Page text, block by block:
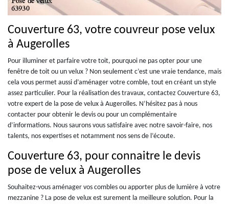
Couverture 63, votre couvreur pose velux
à Augerolles
Pour illuminer et parfaire votre toit, pourquoi ne pas opter pour une
fenêtre de toit ou un velux ? Non seulement c’est une vraie tendance, mais
cela vous permet aussi d’aménager votre comble, tout en créant un style
assez particulier. Pour la réalisation des travaux, contactez Couverture 63,
votre expert de la pose de velux à Augerolles. N’hésitez pas à nous
contacter pour obtenir le devis ou pour un complémentaire
d’informations. Nous saurons vous satisfaire avec notre savoir-faire, nos
talents, nos expertises et notamment nos sens de l’écoute.
Couverture 63, pour connaitre le devis
pose de velux à Augerolles
Souhaitez-vous aménager vos combles ou apporter plus de lumière à votre
mezzanine ? La pose de velux est surement la meilleure solution. Pour la